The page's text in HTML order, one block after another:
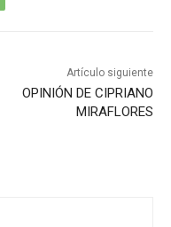
Artículo siguiente
OPINIÓN DE CIPRIANO
MIRAFLORES